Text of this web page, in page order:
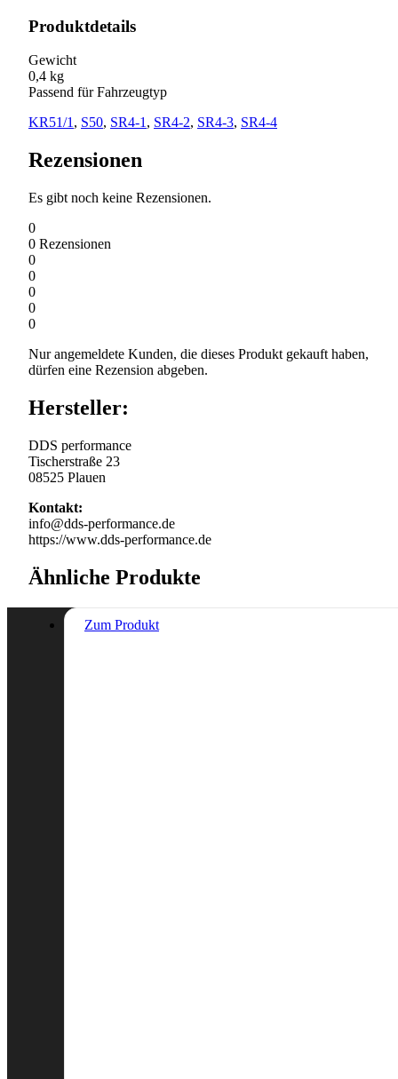
Produktdetails
Gewicht
0,4 kg
Passend für Fahrzeugtyp
KR51/1 , S50, SR4-1 , SR4-2, SR4-3, SR4-4
Rezensionen
Es gibt noch keine Rezensionen.
0
0 Rezensionen
0
0
0
0
0
Nur angemeldete Kunden, die dieses Produkt gekauft haben,
dürfen eine Rezension abgeben.
Hersteller:
DDS performance
Tischerstraße 23
08525 Plauen
Kontakt:
info@dds-performance.de
https://www.dds-performance.de
Ähnliche Produkte
Zum Produkt